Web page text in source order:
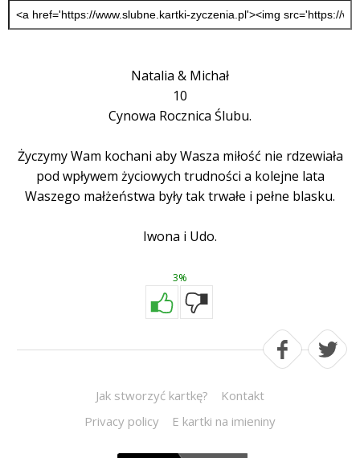
Natalia & Michał
10
Cynowa Rocznica Ślubu.
Życzymy Wam kochani aby Wasza miłość nie rdzewiała
pod wpływem życiowych trudności a kolejne lata
Waszego małżeństwa były tak trwałe i pełne blasku.
Iwona i Udo.
3%
Jak stworzyć kartkę?
Kontakt
Privacy policy
E kartki na imieniny